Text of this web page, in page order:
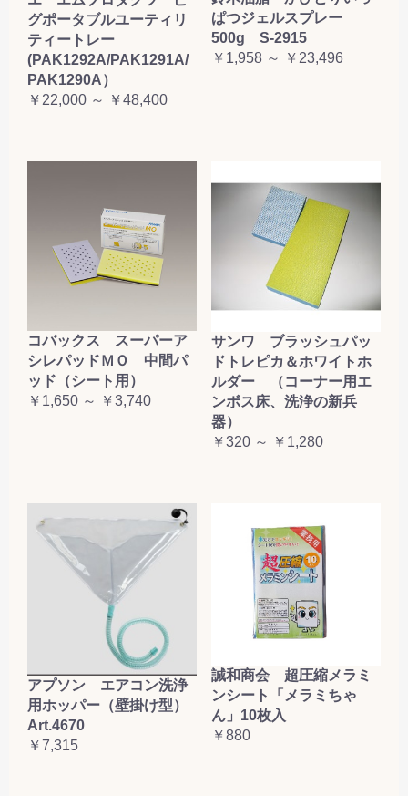
グポータブルユーティリ
ティートレー
(PAK1292A/PAK1291A/
PAK1290A）
￥22,000 ～ ￥48,400
ぱつジェルスプレー
500g S-2915
￥1,958 ～ ￥23,496
コバックス スーパーア
シレパッドＭＯ 中間パ
ッド（シート用）
￥1,650 ～ ￥3,740
サンワ ブラッシュパッ
ドトレピカ＆ホワイトホ
ルダー （コーナー用エ
ンボス床、洗浄の新兵
器）
￥320 ～ ￥1,280
アプソン エアコン洗浄
用ホッパー（壁掛け型）
Art.4670
￥7,315
誠和商会 超圧縮メラミ
ンシート「メラミちゃ
ん」10枚入
￥880